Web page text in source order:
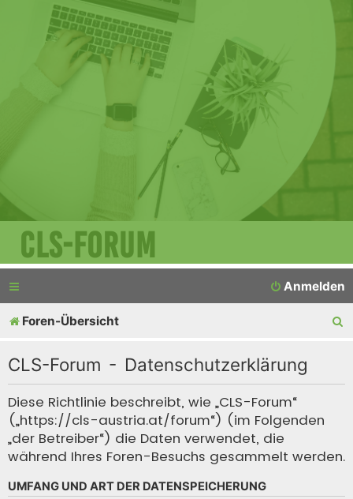
CLS-Forum
Anmelden
Foren-Übersicht
CLS-Forum - Datenschutzerklärung
Diese Richtlinie beschreibt, wie „CLS-Forum“
(„https://cls-austria.at/forum“) (im Folgenden
„der Betreiber“) die Daten verwendet, die
während Ihres Foren-Besuchs gesammelt werden.
UMFANG UND ART DER DATENSPEICHERUNG